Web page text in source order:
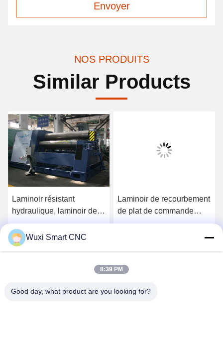
Envoyer
NOS PRODUITS
Similar Products
Laminoir résistant
hydraulique, laminoir de
plaque de métal de
commande numérique par
ordinateur
Obtenez le meilleur prix
Laminoir de recourbement
de plat de commande
numérique par ordinateur,
Obtenez le meilleur prix
Wuxi Smart CNC
8:39 PM
Good day, what product are you looking for?